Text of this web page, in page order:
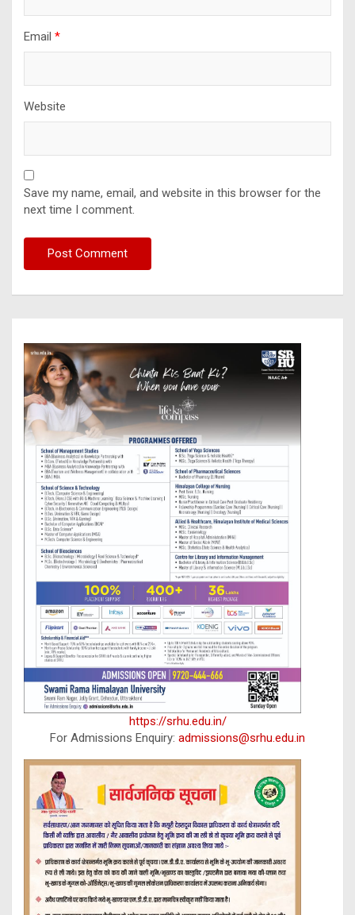
Email *
Website
Save my name, email, and website in this browser for the
next time I comment.
https://srhu.edu.in/
For Admissions Enquiry: admissions@srhu.edu.in